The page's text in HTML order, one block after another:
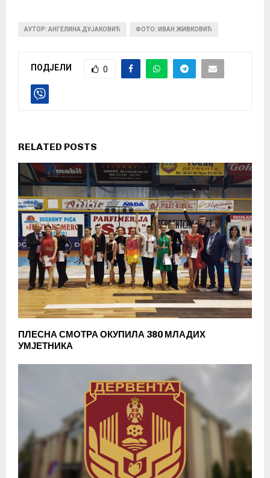
АУТОР: АНГЕЛИНА ДУЈАКОВИЋ ФОТО: ИВАН ЖИВКОВИЋ
ПОДЈЕЛИ 0
RELATED POSTS
ПЛЕСНА СМОТРА ОКУПИЛА 380 МЛАДИХ
УМЈЕТНИКА